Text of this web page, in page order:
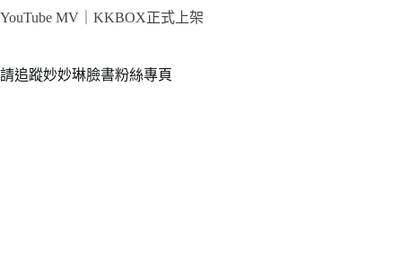
YouTube MV｜ KKBOX正式上架
請追蹤妙妙琳臉書粉絲專頁